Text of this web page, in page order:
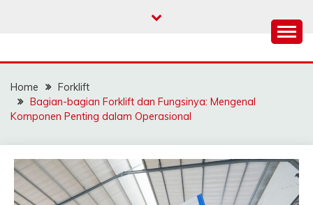
SAHABAT CRANE |
JASA SEWA CRANE |
FORKLIFT | SKYLIFT
Home
Forklift
Bagian-bagian Forklift dan Fungsinya: Mengenal
Komponen Penting dalam Operasional